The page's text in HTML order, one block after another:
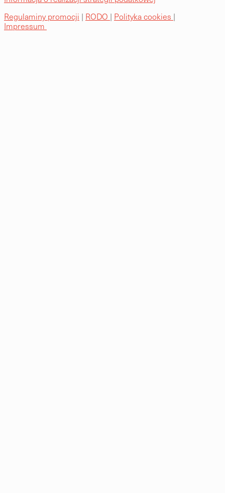
Regulaminy promocji | RODO | Polityka cookies |
Impressum